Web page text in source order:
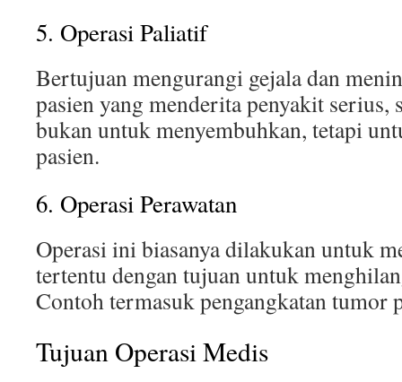
5. Operasi Paliatif
Bertujuan mengurangi gejala dan
pasien yang menderita penyakit serius,
bukan untuk menyembuhkan, tetapi
pasien.
6. Operasi Perawatan
Operasi ini biasanya dilakukan untuk
tertentu dengan tujuan untuk
Contoh termasuk pengangkatan tumor
Tujuan Operasi Medis